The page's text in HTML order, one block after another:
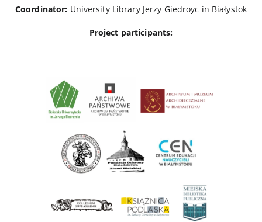
Coordinator: University Library Jerzy Giedroyc in Białystok
Project participants: